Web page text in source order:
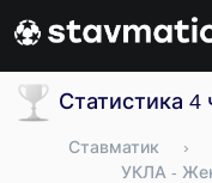
Статистика
Ставматик ›
УКЛА -